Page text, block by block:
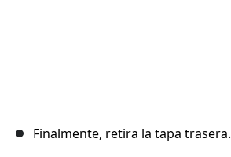
Finalmente, retira la tapa trasera.